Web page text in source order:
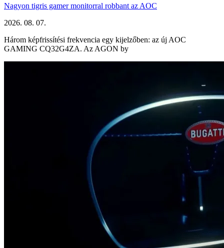
Nagyon tigris gamer monitorral robbant az AOC
2026. 08. 07.
Három képfrissítési frekvencia egy kijelzőben: az új AOC
GAMING CQ32G4ZA. Az AGON by